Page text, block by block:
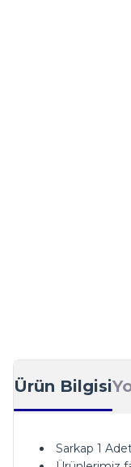
Ürün Bilgisi
Sarkap 1